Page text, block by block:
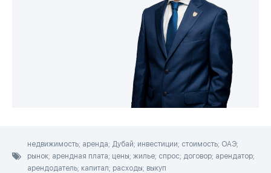
недвижимость; аренда; Дубай; инвестиции; стоимость; ОАЭ;
рынок; арендная плата; цены; жилье; спрос; договор; арендатор;
арендодатель; капитал; расходы; выкуп